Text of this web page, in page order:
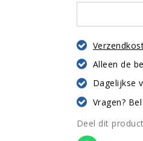
Alleen de
Dagelijkse
Vragen?
Deel dit product